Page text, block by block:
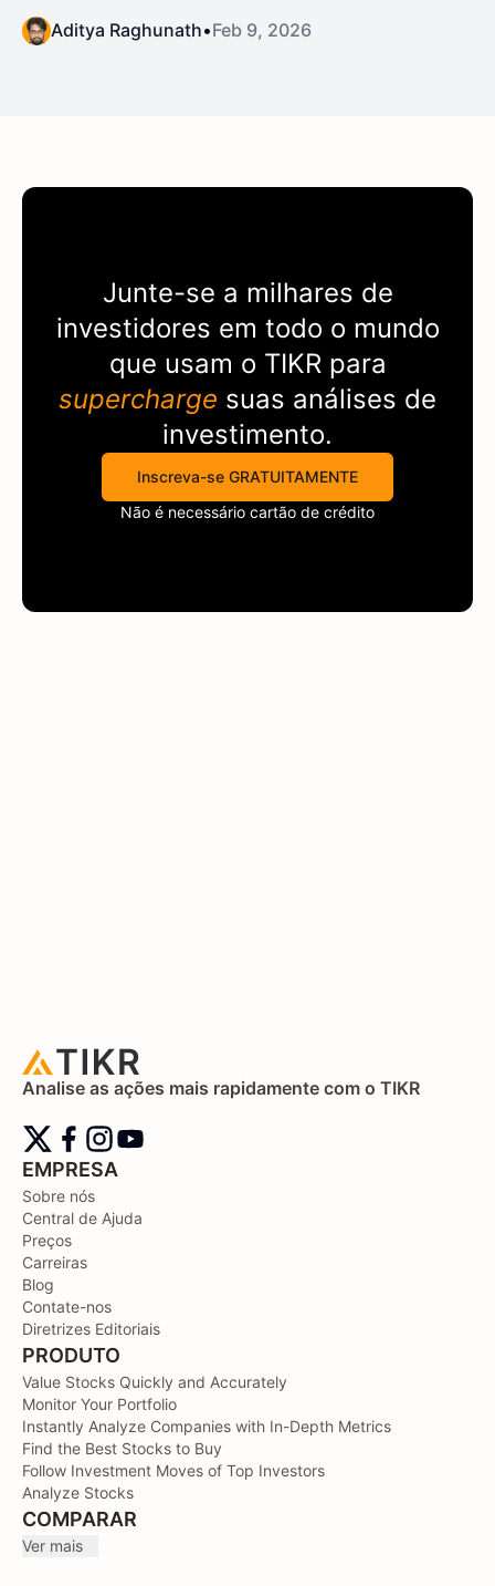
Aditya Raghunath•Feb 9, 2026
Junte-se a milhares de
investidores em todo o mundo
que usam o TIKRpara
supercharge suas análises de
investimento.
Inscreva-se GRATUITAMENTE
Não é necessário cartão de crédito
Analise as ações mais rapidamente com o TIKR
EMPRESA
Sobre nós
Central de Ajuda
Preços
Carreiras
Blog
Contate-nos
Diretrizes Editoriais
PRODUTO
Value Stocks Quickly and Accurately
Monitor Your Portfolio
Instantly Analyze Companies with In-Depth Metrics
Find the Best Stocks to Buy
Follow Investment Moves of Top Investors
Analyze Stocks
COMPARAR
Ver mais